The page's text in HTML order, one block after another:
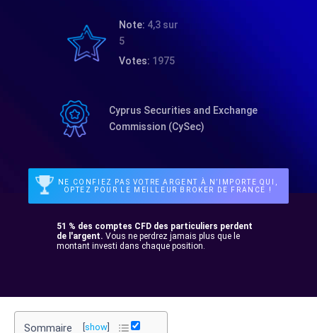
Note: 4,3 sur
5
Votes: 1975
Cyprus Securities and Exchange
Commission (CySec)
NE CONFIEZ PAS VOTRE ARGENT À N’IMPORTE QUI,
OPTEZ POUR LE MEILLEUR BROKER DE FRANCE !
51 % des comptes CFD des particuliers perdent
de l'argent. Vous ne perdrez jamais plus que le
montant investi dans chaque position.
Sommaire show